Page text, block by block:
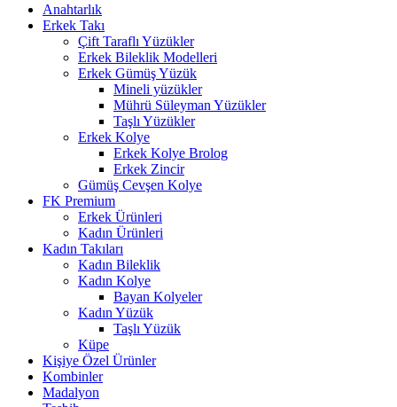
Anahtarlık
Erkek Takı
Çift Taraflı Yüzükler
Erkek Bileklik Modelleri
Erkek Gümüş Yüzük
Mineli yüzükler
Mührü Süleyman Yüzükler
Taşlı Yüzükler
Erkek Kolye
Erkek Kolye Brolog
Erkek Zincir
Gümüş Cevşen Kolye
FK Premium
Erkek Ürünleri
Kadın Ürünleri
Kadın Takıları
Kadın Bileklik
Kadın Kolye
Bayan Kolyeler
Kadın Yüzük
Taşlı Yüzük
Küpe
Kişiye Özel Ürünler
Kombinler
Madalyon